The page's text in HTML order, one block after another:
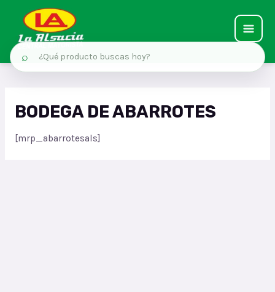
contenido
MAIN
BODEGA DE ABARROTES
[mrp_abarrotesals]
⌕